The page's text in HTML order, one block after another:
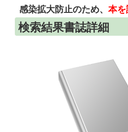
感染拡大防止のため、本
検索結果書誌詳細